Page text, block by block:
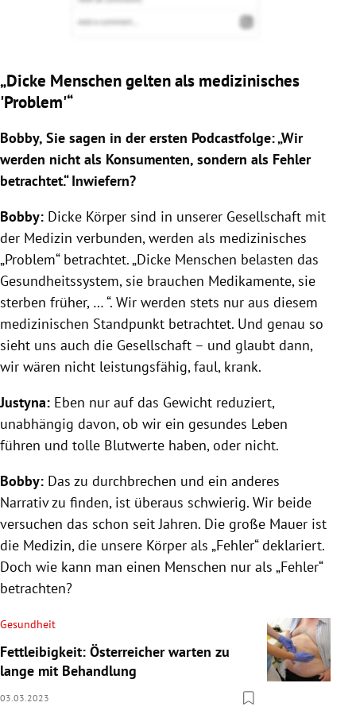
„Dicke Menschen gelten als medizinisches
'Problem'“
Bobby, Sie sagen in der ersten Podcastfolge: „Wir
werden nicht als Konsumenten, sondern als Fehler
betrachtet.“ Inwiefern?
Bobby: Dicke Körper sind in unserer Gesellschaft mit
der Medizin verbunden, werden als medizinisches
„Problem“ betrachtet. „Dicke Menschen belasten das
Gesundheitssystem, sie brauchen Medikamente, sie
sterben früher, … “. Wir werden stets nur aus diesem
medizinischen Standpunkt betrachtet. Und genau so
sieht uns auch die Gesellschaft – und glaubt dann,
wir wären nicht leistungsfähig, faul, krank.
Justyna: Eben nur auf das Gewicht reduziert,
unabhängig davon, ob wir ein gesundes Leben
führen und tolle Blutwerte haben, oder nicht.
Bobby: Das zu durchbrechen und ein anderes
Narrativ zu finden, ist überaus schwierig. Wir beide
versuchen das schon seit Jahren. Die große Mauer ist
die Medizin, die unsere Körper als „Fehler“ deklariert.
Doch wie kann man einen Menschen nur als „Fehler“
betrachten?
Gesundheit
Fettleibigkeit: Österreicher warten zu
lange mit Behandlung
03.03.2023